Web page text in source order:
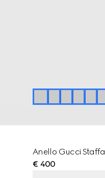
Anello Gucci Staffa
€ 400